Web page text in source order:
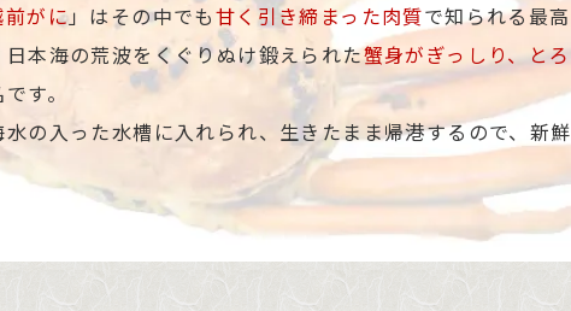
前がに」はその中でも甘く引き締まった肉質で知られる最高
本海の荒波をくぐりぬけ鍛えられた蟹身がぎっしり、とろ
す。
水の入った水槽に入れられ、生きたまま帰港するので、新鮮